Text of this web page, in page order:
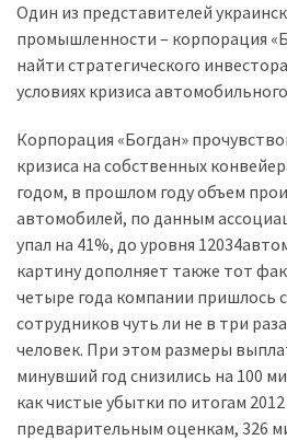
для
військових
Нова
Prelude:
гібридний
камбек
MOST
USED
CATEGORIES
Новинки
авто
(6 037)
Один из представителей
промышленности – корпорация
найти стратегического
условиях кризиса
Корпорация «Богдан»
кризиса на собственных
годом, в прошлом году объем
автомобилей, по данным
упал на 41%, до уровня
картину дополняет также тот
четыре года компании пришлось
сотрудников чуть ли не в три
человек. При этом размеры
минувший год снизились на 100
как чистые убытки по итогам
предварительным оценкам, 326